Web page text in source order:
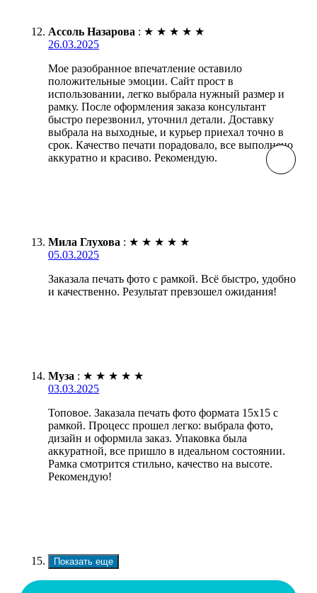
Ассоль Назарова : ★ ★ ★ ★ ★
26.03.2025
Мое разобранное впечатление оставило
положительные эмоции. Сайт прост в
использовании, легко выбрала нужный размер и
рамку. После оформления заказа консультант
быстро перезвонил, уточнил детали. Доставку
выбрала на выходные, и курьер приехал точно в
срок. Качество печати порадовало, все выполнено
аккуратно и красиво. Рекомендую.
Мила Глухова : ★ ★ ★ ★ ★
05.03.2025
Заказала печать фото с рамкой. Всё быстро, удобно
и качественно. Результат превзошел ожидания!
Муза : ★ ★ ★ ★ ★
03.03.2025
Топовое. Заказала печать фото формата 15х15 с
рамкой. Процесс прошел легко: выбрала фото,
дизайн и оформила заказ. Упаковка была
аккуратной, все пришло в идеальном состоянии.
Рамка смотрится стильно, качество на высоте.
Рекомендую!
Показать еще